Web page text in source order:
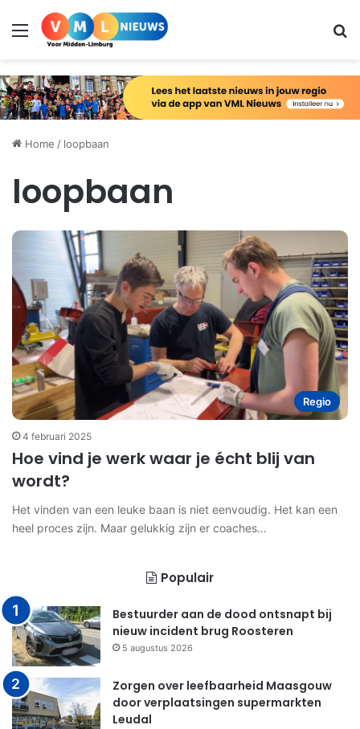
Menu
Home / loopbaan
loopbaan
Regio
4 februari 2025
Hoe vind je werk waar je écht blij van
wordt?
Het vinden van een leuke baan is niet eenvoudig. Het kan een
heel proces zijn. Maar gelukkig zijn er coaches…
Populair
Bestuurder aan de dood ontsnapt bij
nieuw incident brug Roosteren
5 augustus 2026
Zorgen over leefbaarheid Maasgouw
door verplaatsingen supermarkten
Leudal